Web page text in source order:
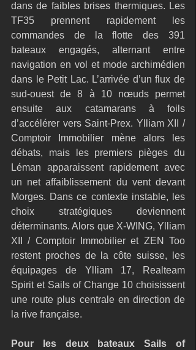
dans de faibles brises thermiques. Les
TF35 prennent rapidement les
commandes de la flotte des 391
bateaux engagés, alternant entre
navigation en vol et mode archimédien
dans le Petit Lac. L’arrivée d’un flux de
sud-ouest de 8 à 10 nœuds permet
ensuite aux catamarans à foils
d’accélérer vers Saint-Prex. Ylliam XII /
Comptoir Immobilier mène alors les
débats, mais les premiers pièges du
Léman apparaissent rapidement avec
un net affaiblissement du vent devant
Morges. Dans ce contexte instable, les
choix stratégiques deviennent
déterminants. Alors que X-WING, Ylliam
XII / Comptoir Immobilier et ZEN Too
restent proches de la côte suisse, les
équipages de Ylliam 17, Realteam
Spirit et Sails of Change 10 choisissent
une route plus centrale en direction de
la rive française.
Pour les deux bateaux Sails of